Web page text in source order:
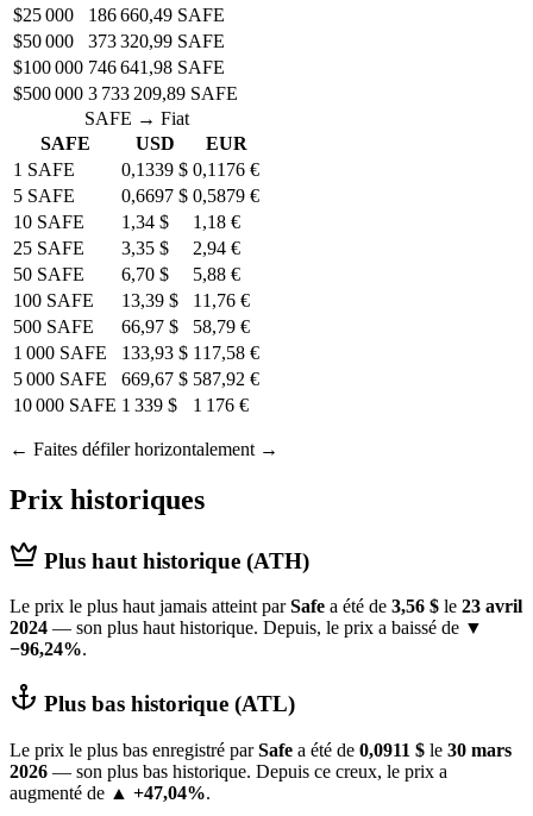
$25 000
186 660,49 SAFE
$50 000
373 320,99 SAFE
$100 000 746 641,98 SAFE
$500 000 3 733 209,89 SAFE
SAFE → Fiat
SAFE
USD
EUR
1 SAFE
0,1339 $ 0,1176 €
5 SAFE
0,6697 $ 0,5879 €
10 SAFE
1,34 $
1,18 €
25 SAFE
3,35 $
2,94 €
50 SAFE
6,70 $
5,88 €
100 SAFE
13,39 $
11,76 €
500 SAFE
66,97 $
58,79 €
1 000 SAFE
133,93 $ 117,58 €
5 000 SAFE
669,67 $ 587,92 €
10 000 SAFE 1 339 $ 1 176 €
← Faites défiler horizontalement →
Prix historiques
Plus haut historique (ATH)
Le prix le plus haut jamais atteint parSafe a été de 3,56 $ le 23 avril
2024 — son plus haut historique. Depuis, le prix a baissé de ▼
−96,24%.
Plus bas historique (ATL)
Le prix le plus bas enregistré parSafe a été de 0,0911 $ le 30 mars
2026 — son plus bas historique. Depuis ce creux, le prix a
augmenté de ▲ +47,04%.